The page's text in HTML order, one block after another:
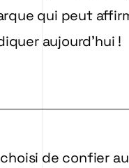
qui peut
aujourd’hui !
de confier